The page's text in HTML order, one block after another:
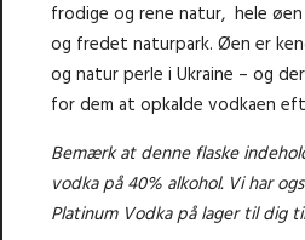
frodige og rene natur, hele
og fredet naturpark. Øen er
og natur perle i Ukraine – og
for dem at opkalde vodkaen
Bemærk at denne flaske
vodka på 40% alkohol. Vi har
Platinum Vodkapå lager til dig